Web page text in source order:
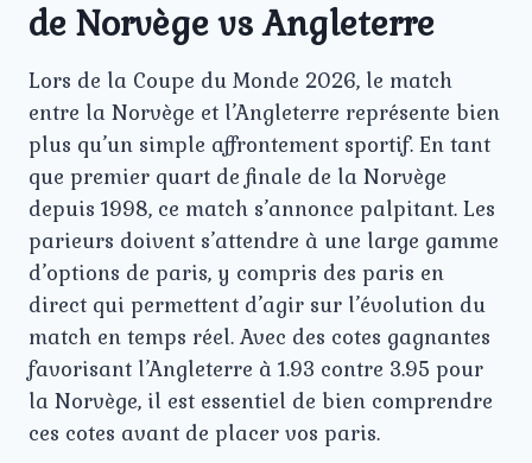
de Norvège vs Angleterre
Lors de la Coupe du Monde 2026, le match
entre la Norvège et l’Angleterre représente bien
plus qu’un simple affrontement sportif. En tant
que premier quart de finale de la Norvège
depuis 1998, ce match s’annonce palpitant. Les
parieurs doivent s’attendre à une large gamme
d’options de paris, y compris des paris en
direct qui permettent d’agir sur l’évolution du
match en temps réel. Avec des cotes gagnantes
favorisant l’Angleterre à 1.93 contre 3.95 pour
la Norvège, il est essentiel de bien comprendre
ces cotes avant de placer vos paris.